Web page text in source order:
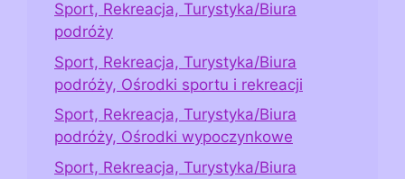
Sport, Rekreacja, Turystyka/Biura
podróży
Sport, Rekreacja, Turystyka/Biura
podróży, Ośrodki sportu i rekreacji
Sport, Rekreacja, Turystyka/Biura
podróży, Ośrodki wypoczynkowe
Sport, Rekreacja, Turystyka/Biura